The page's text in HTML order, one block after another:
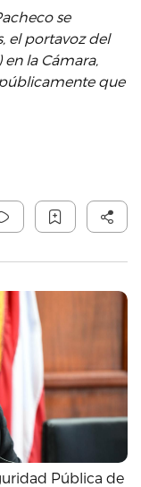
se
el portavoz del
la Cámara,
que
Pública de